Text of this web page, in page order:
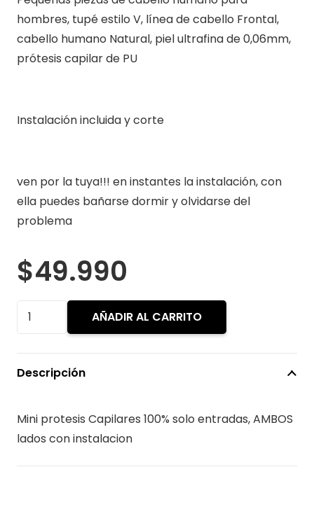
hombres, tupé estilo V, línea de cabello Frontal,
cabello humano Natural, piel ultrafina de 0,06mm,
prótesis capilar de PU
Instalación incluida y corte
ven por la tuya!!! en instantes la instalación, con
ella puedes bañarse dormir y olvidarse del
problema
$49.990
Mini
100%
cantidad
AÑADIR AL CARRITO
Descripción
Mini protesis Capilares 100% solo entradas, AMBOS
lados con instalacion